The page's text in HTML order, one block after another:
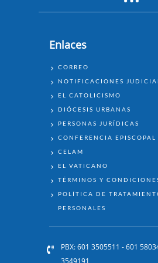
Enlaces
ENLACES
CORREO
NOTIFICACIONES
EL CATOLICISMO
DIÓCESIS URBANAS
PERSONAS JURÍDICAS
CONFERENCIA
CELAM
EL VATICANO
TÉRMINOS Y
POLÍTICA DE
PERSONALES
PBX: 601 3505511 - 601
3549191